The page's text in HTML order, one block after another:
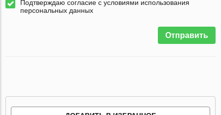
Подтверждаю согласие с условиями использования
персональных данных
Отправить